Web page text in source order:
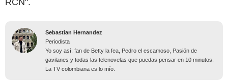
RCN".
Sebastian Hernandez
Periodista
Yo soy así: fan de Betty la fea, Pedro el escamoso, Pasión de
gavilanes y todas las telenovelas que puedas pensar en 10 minutos.
La TV colombiana es lo mío.